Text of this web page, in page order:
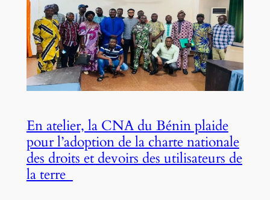
En atelier, la CNA du Bénin plaide
pour l’adoption de la charte nationale
des droits et devoirs des utilisateurs de
la terre